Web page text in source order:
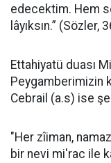
edecektim. Hem
lâyıksın.” (Sözler,
Ettahiyatü duası
Peygamberimizin
Cebrail (a.s) ise
"Her zîiman,
bir nevi mi'rac ile